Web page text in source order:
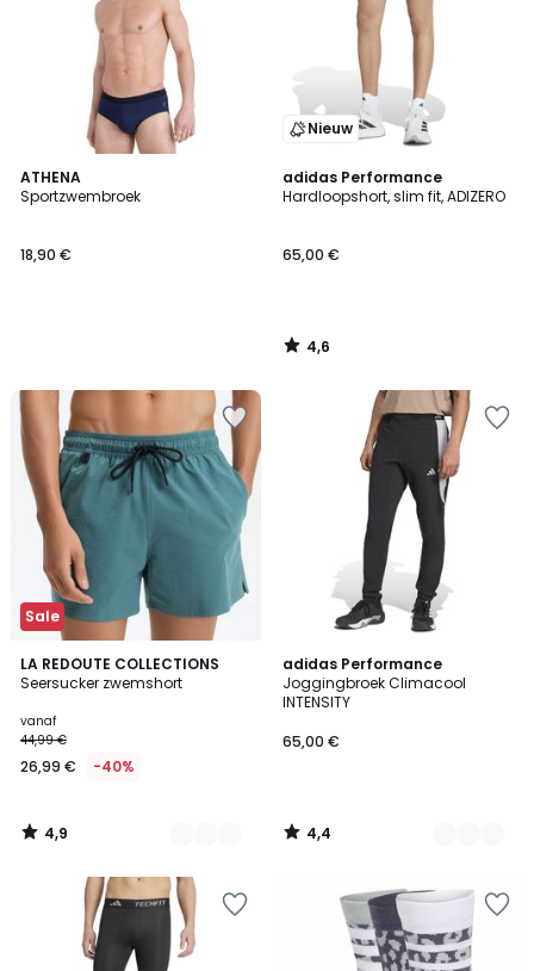
ATHENA
Sportzwembroek
18,90 €
Nieuw
adidas Performance
Hardloopshort, slim fit, ADIZERO
65,00 €
4,6
/ 5
4,6
/
Sale
LA REDOUTE COLLECTIONS
Seersucker zwemshort
vanaf
44,99 €
26,99 € -40%
4,9
/ 5
2
Kleuren
4,9
/
adidas Performance
Joggingbroek Climacool
INTENSITY
65,00 €
4,4
/ 5
2
Kleuren
4,4
/